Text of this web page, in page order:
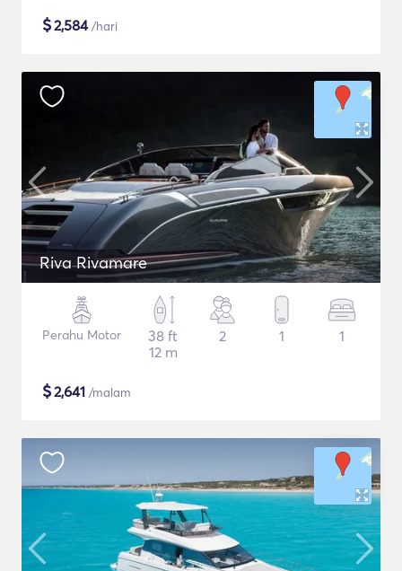
$2,584/hari
Riva Rivamare
Perahu Motor
38 ft
12 m
2 1 1
$2,641 /malam